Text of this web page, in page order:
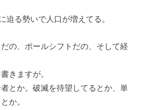
迫る勢いで人口が増えてる。
の、ポールシフトだの、そして経
きますが。
とか。破滅を待望してるとか、単
か。